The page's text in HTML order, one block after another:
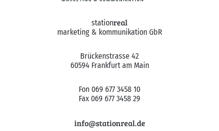
stationreal
marketing & kommunikation GbR
Brückenstrasse 42
60594 Frankfurt am Main
Fon 069 677 3458 10
Fax 069 677 3458 29
info@stationreal.de